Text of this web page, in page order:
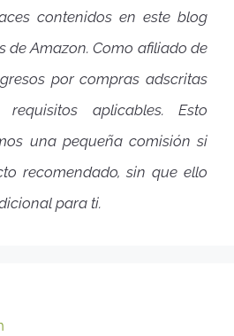
contenidos en este blog
de Amazon. Como afiliado de
por compras adscritas
aplicables. Esto
una pequeña comisión si
recomendado, sin que ello
para ti.